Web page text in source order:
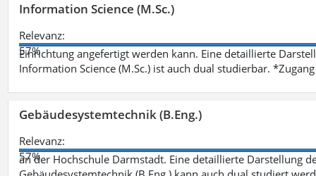
Information Science (M.Sc.)
Relevanz:
57%
Einrichtung angefertigt werden kann. Eine detaillierte
Information Science (M.Sc.) ist auch dual studierbar.
Gebäudesystemtechnik (B.Eng.)
Relevanz:
57%
an der Hochschule Darmstadt. Eine detaillierte Darstellung